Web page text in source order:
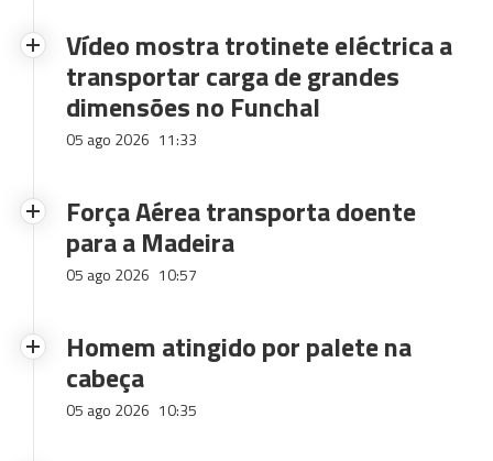
Vídeo mostra trotinete eléctrica a
transportar carga de grandes
dimensões no Funchal
05 ago 2026 11:33
Força Aérea transporta doente
para a Madeira
05 ago 2026 10:57
Homem atingido por palete na
cabeça
05 ago 2026 10:35